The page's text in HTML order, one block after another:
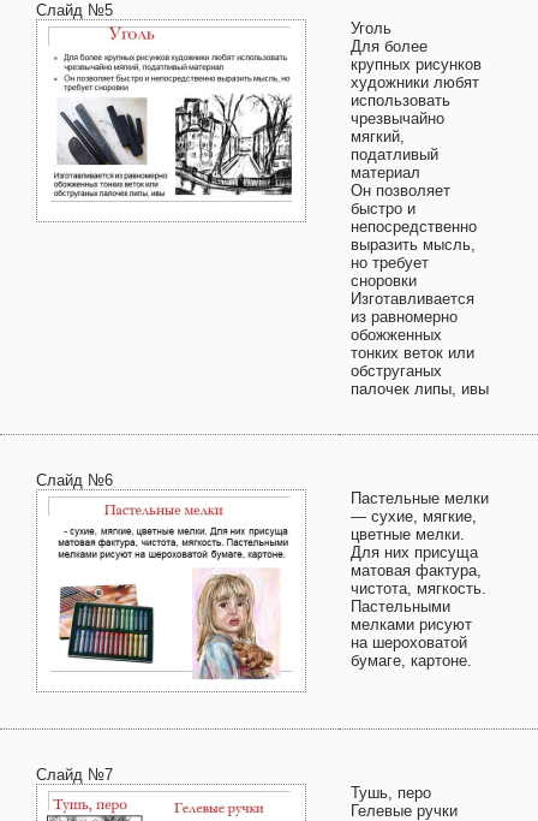
Слайд №5
Уголь
Для более
крупных рисунков
художники любят
использовать
чрезвычайно
мягкий,
податливый
материал
Он позволяет
быстро и
непосредственно
выразить мысль,
но требует
сноровки
Изготавливается
из равномерно
обожженных
тонких веток или
обструганых
палочек липы, ивы
Слайд №6
Пастельные мелки
— сухие, мягкие,
цветные мелки.
Для них присуща
матовая фактура,
чистота, мягкость.
Пастельными
мелками рисуют
на шероховатой
бумаге, картоне.
Слайд №7
Тушь, перо
Гелевые ручки